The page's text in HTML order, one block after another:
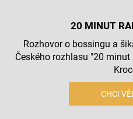
20 MINUT
Rozhovor o bossingu a
Českého rozhlasu "20
CHCI